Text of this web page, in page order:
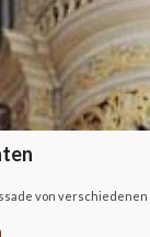
von verschiedenen